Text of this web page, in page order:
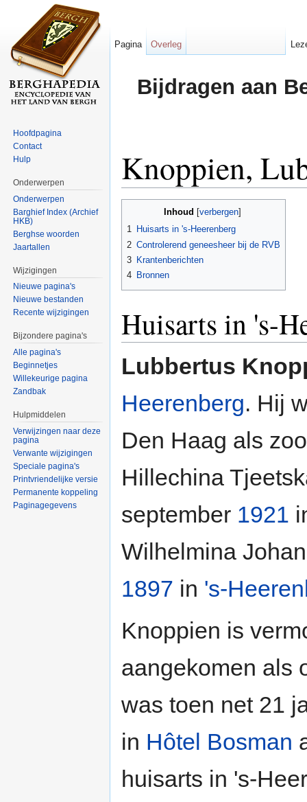
Bijdragen aan
Knoppien,
Inhoud verbergen]
1 Huisarts in 's-Heerenberg
2 Controlerend geneesheer bij de RVB
3 Krantenberichten
4 Bronnen
Huisarts in 's-
Lubbertus
Heerenberg. Hij
Den Haag als
Hillechina
september 1921
Wilhelmina
1897 in 's-
Knoppien is
aangekomen als
was toen net 21
in Hôtel Bosman
huisarts in 's-
Pagina Overleg
Hoofdpagina
Contact
Hulp
Onderwerpen
Onderwerpen
Barghief Index (Archief
HKB)
Berghse woorden
Jaartallen
Wijzigingen
Nieuwe pagina's
Nieuwe bestanden
Recente wijzigingen
Bijzondere pagina's
Alle pagina's
Beginnetjes
Willekeurige pagina
Zandbak
Hulpmiddelen
Verwijzingen naar deze
pagina
Verwante wijzigingen
Speciale pagina's
Printvriendelijke versie
Permanente koppeling
Paginagegevens